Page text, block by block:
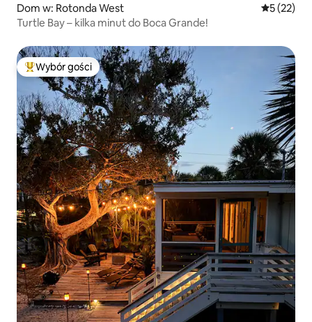
Dom w: Rotonda West Średnia
5 (22)
Turtle Bay – kilka minut do Boca Grande!
Najpopularniejsze z kategorii Wybór gości
Wybór gości